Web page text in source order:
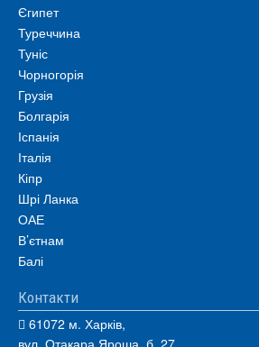
Єгипет
Туреччина
Туніс
Чорногорія
Грузія
Болгарія
Іспанія
Італія
Кіпр
Шрі Ланка
ОАЕ
В’єтнам
Балі
Контакти
61072 м. Харків,
вул. Отакара Яроша, б. 27